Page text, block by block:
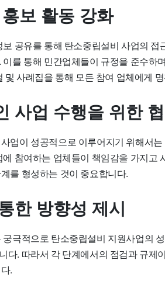
보 활동 강화
공유를 통해 탄소중립설비 사업의 접
이를 통해 민간업체들이 규정을 준수하
및 사례집을 통해 모든 참여 업체에게
사업 수행을 위한
업이 성공적으로 이루어지기 위해서는
참여하는 업체들이 책임감을 가지고
를 형성하는 것이 중요합니다.
한 방향성 제시
궁극적으로 탄소중립설비 지원사업의
다. 따라서 각 단계에서의 점검과 규
.